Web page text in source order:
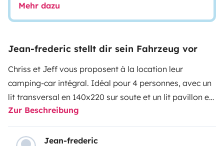
Mehr dazu
Jean-frederic stellt dir sein Fahrzeug vor
Chriss et Jeff vous proposent à la location leur
camping-car intégral. Idéal pour 4 personnes, avec un
lit transversal en 140x220 sur soute et un lit pavillon en
140x190. Possibilité d’un couchage 2 personnes
supplémentaires sur lit dinette (la table du salon se
baisse pour faire un lit). 4 places carte grise. Nous
Zur Beschreibung
Jean-frederic